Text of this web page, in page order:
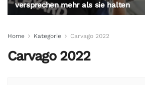
versprechen mehr als sie halten
Home Kategorie Carvago 2022
Carvago 2022